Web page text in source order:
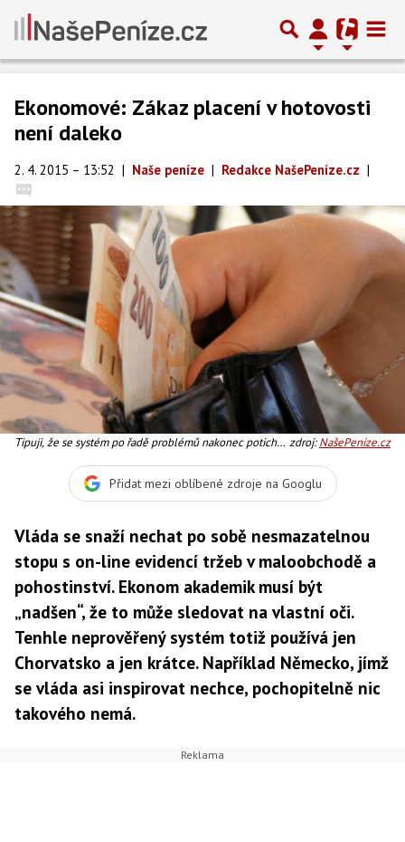
Ekonomové: Zákaz placení v hotovosti
není daleko
2. 4. 2015 – 13:52 | Naše peníze | Redakce NašePeníze.cz |
Tipuji, že se systém po řadě problémů nakonec potichu
začne říkat, že problém je vlastně v tom, že se platí
hotovostně. A že ve Skandinávii také všude platí
zdroj:NašePeníze.cz
Přidat mezi oblíbené zdroje na Googlu
Vláda se snaží nechat po sobě nesmazatelnou
stopu s on-line evidencí tržeb v maloobchodě a
pohostinství. Ekonom akademik musí být
„nadšen“, že to může sledovat na vlastní oči.
Tenhle neprověřený systém totiž používá jen
Chorvatsko a jen krátce. Například Německo, jímž
se vláda asi inspirovat nechce, pochopitelně nic
takového nemá.